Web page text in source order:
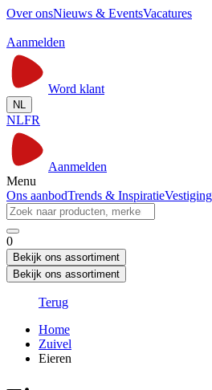
Over onsNieuws & EventsVacatures
Aanmelden
Word klant
NL
NLFR
Aanmelden
Menu
Ons aanbodTrends & Inspiratie
0
Bekijk ons assortiment
Bekijk ons assortiment
Terug
Home
Zuivel
Eieren